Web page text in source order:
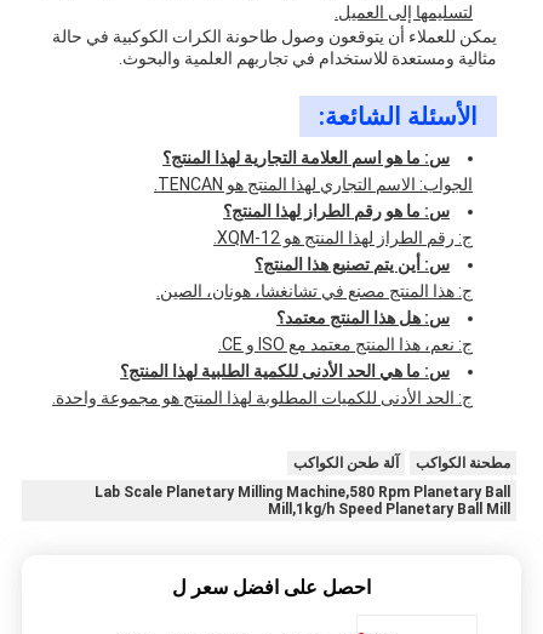
لتسليمها إلى العميل.
يمكن للعملاء أن يتوقعون وصول طاحونة الكرات الكوكبية في حالة
مثالية ومستعدة للاستخدام في تجاربهم العلمية والبحوث.
الأسئلة الشائعة:
س: ما هو اسم العلامة التجارية لهذا المنتج؟
الجواب: الاسم التجاري لهذا المنتج هو TENCAN.
س: ما هو رقم الطراز لهذا المنتج؟
ج: رقم الطراز لهذا المنتج هو XQM-12.
س: أين يتم تصنيع هذا المنتج؟
ج: هذا المنتج مصنع في تشانغشا، هونان، الصين.
س: هل هذا المنتج معتمد؟
ج: نعم، هذا المنتج معتمد مع ISO و CE.
س: ما هي الحد الأدنى للكمية الطلبية لهذا المنتج؟
ج: الحد الأدنى للكميات المطلوبة لهذا المنتج هو مجموعة واحدة.
مطحنة الكواكب
آلة طحن الكواكب
Lab Scale Planetary Milling Machine,580 Rpm Planetary Ball
Mill,1kg/h Speed Planetary Ball Mill
احصل على افضل سعر ل